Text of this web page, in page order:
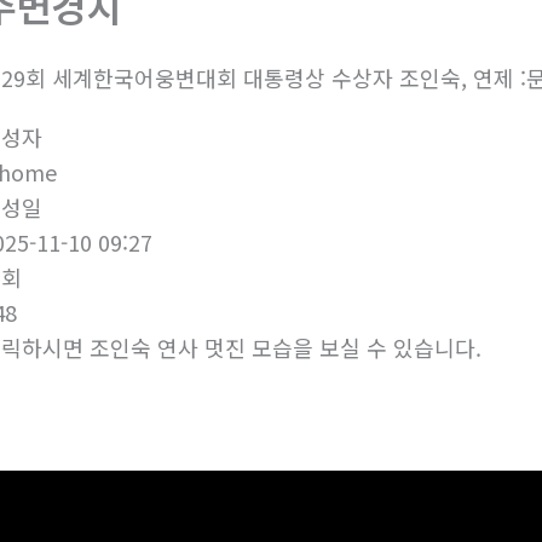
회 세계한국어웅변대회 대통령상 수상자 조인숙, 연제 :
자
일
11-10 09:27
하시면 조인숙 연사 멋진 모습을 보실 수 있습니다.